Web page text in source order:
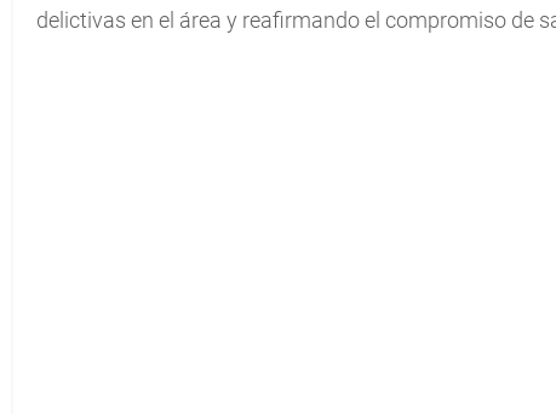
delictivas en el área y reafirmando el compromiso de